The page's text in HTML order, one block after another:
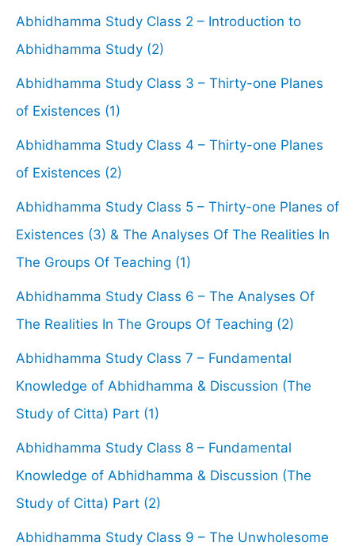
Abhidhamma Study Class 2 – Introduction to
Abhidhamma Study (2)
Abhidhamma Study Class 3 – Thirty-one Planes
of Existences (1)
Abhidhamma Study Class 4 – Thirty-one Planes
of Existences (2)
Abhidhamma Study Class 5 – Thirty-one Planes of
Existences (3) & The Analyses Of The Realities In
The Groups Of Teaching (1)
Abhidhamma Study Class 6 – The Analyses Of
The Realities In The Groups Of Teaching (2)
Abhidhamma Study Class 7 – Fundamental
Knowledge of Abhidhamma & Discussion (The
Study of Citta) Part (1)
Abhidhamma Study Class 8 – Fundamental
Knowledge of Abhidhamma & Discussion (The
Study of Citta) Part (2)
Abhidhamma Study Class 9 – The Unwholesome